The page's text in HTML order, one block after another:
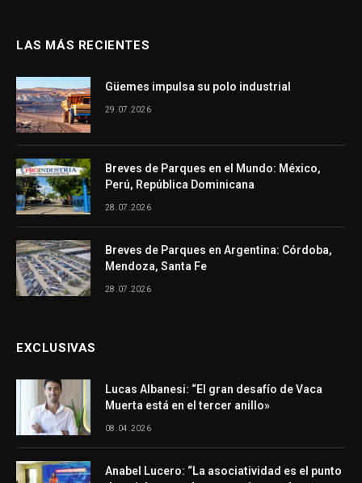
LAS MÁS RECIENTES
Güemes impulsa su polo industrial
29.07.2026
Breves de Parques en el Mundo: México,
Perú, República Dominicana
28.07.2026
Breves de Parques en Argentina: Córdoba,
Mendoza, Santa Fe
28.07.2026
EXCLUSIVAS
Lucas Albanesi: “El gran desafío de Vaca
Muerta está en el tercer anillo»
08.04.2026
Anabel Lucero: “La asociatividad es el punto